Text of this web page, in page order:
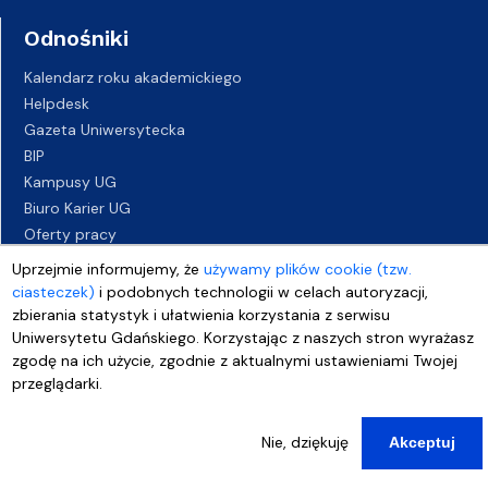
Uprzejmie informujemy, żeużywamy plików cookie (tzw.
ciasteczek) i podobnych technologii w celach autoryzacji,
zbierania statystyk i ułatwienia korzystania z serwisu
Uniwersytetu Gdańskiego. Korzystając z naszych stron wyrażasz
zgodę na ich użycie, zgodnie z aktualnymi ustawieniami Twojej
przeglądarki.
Nie, dziękuję Akceptuj
Odnośniki
Kalendarz roku akademickiego
Helpdesk
Gazeta Uniwersytecka
BIP
Kampusy UG
Biuro Karier UG
Oferty pracy
Deklaracja dostępności